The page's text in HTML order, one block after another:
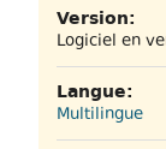
Version:
Logiciel en
Langue:
Multilingue